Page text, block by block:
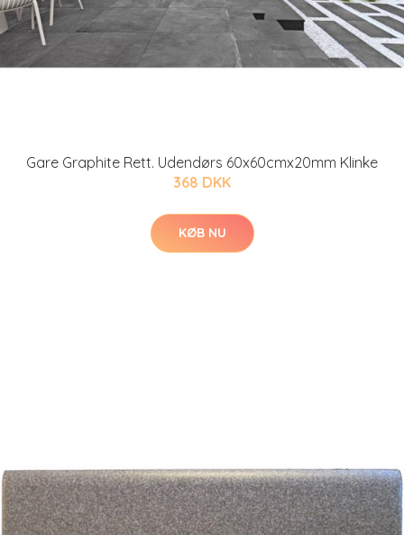
Gare Graphite Rett. Udendørs 60x60cmx20mm Klinke
368 DKK
KØB NU